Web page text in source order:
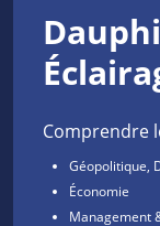
Comprendre
Géopolitique,
Économie
Management